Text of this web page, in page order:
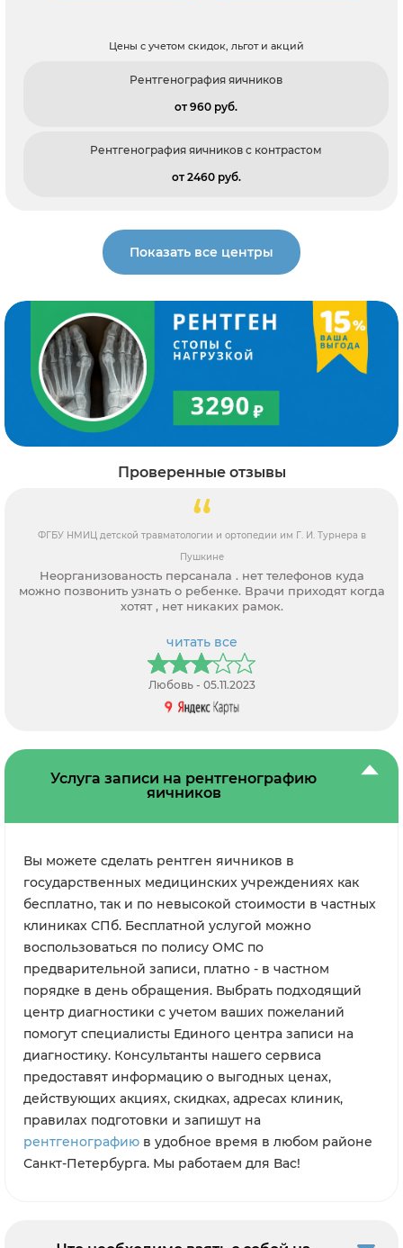
Цены с учетом скидок, льгот и акций
Рентгенография яичников
от 960 pуб.
Рентгенография яичников с контрастом
от 2460 pуб.
Показать все центры
Проверенные отзывы
ФГБУ НМИЦ детской травматологии и ортопедии им Г. И. Турнера в
Пушкине
Неорганизованость персанала . нет телефонов куда
можно позвонить узнать о ребенке. Врачи приходят когда
хотят , нет никаких рамок.
читать все
Любовь - 05.11.2023
Услуга записи на рентгенографию
яичников
Вы можете сделать рентген яичников в
государственных медицинских учреждениях как
бесплатно, так и по невысокой стоимости в частных
клиниках СПб. Бесплатной услугой можно
воспользоваться по полису ОМС по
предварительной записи, платно - в частном
порядке в день обращения. Выбрать подходящий
центр диагностики с учетом ваших пожеланий
помогут специалисты Единого центра записи на
диагностику. Консультанты нашего сервиса
предоставят информацию о выгодных ценах,
действующих акциях, скидках, адресах клиник,
правилах подготовки и запишут на
рентгенографию в удобное время в любом районе
Санкт-Петербурга. Мы работаем для Вас!